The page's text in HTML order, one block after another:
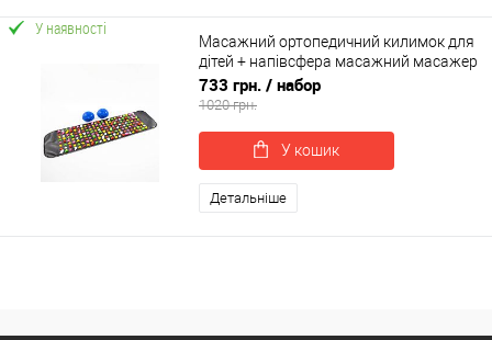
У наявності
Масажний ортопедичний килимок для
дітей + напівсфера масажний масажер
для ніг 2шт OSPORT Set 72 (n-0102)
733 грн. / набор
1020 грн.
У кошик
Детальніше